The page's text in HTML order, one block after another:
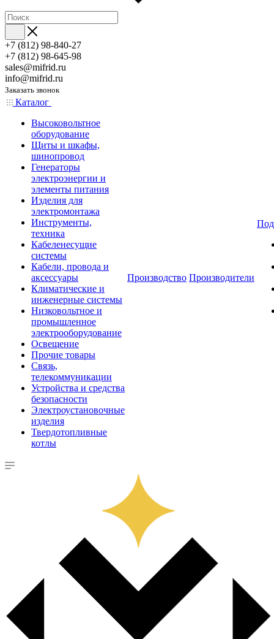
+7 (812) 98-840-27
+7 (812) 98-645-98
sales@mifrid.ru
info@mifrid.ru
Заказать звонок
Каталог
Высоковольтное
оборудование
Щиты и шкафы,
шинопровод
Генераторы
электроэнергии и
элементы питания
Изделия для
электромонтажа
Инструменты,
техника
Кабеленесущие
системы
Кабели, провода и
аксессуары
Климатические и
инженерные системы
Низковольтное и
промышленное
электрооборудование
Освещение
Прочие товары
Связь,
телекоммуникации
Устройства и средства
безопасности
Электроустановочные
изделия
Твердотопливные
котлы
Производство Производители